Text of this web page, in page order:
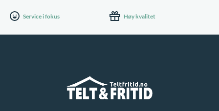
Service i fokus Høy kvalitet